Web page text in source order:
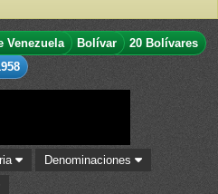
Venezuela Bolívar
20 Bolívares
Denominaciones